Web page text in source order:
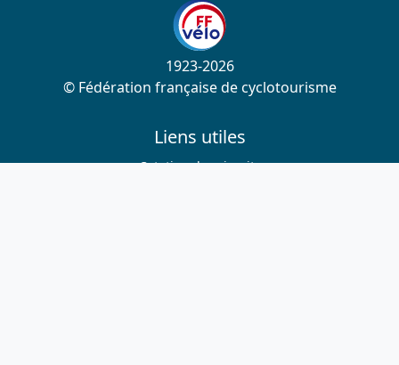
1923-2026
© Fédération française de cyclotourisme
Liens utiles
Cotation des circuits